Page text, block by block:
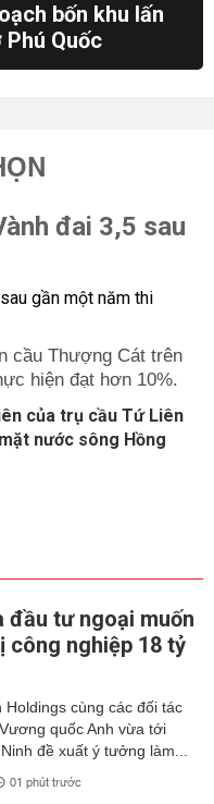
bốn khu lấn
Phú Quốc
đai 3,5 sau
cầu Thượng Cát trên
hiện đạt hơn 10%.
của trụ cầu Tứ Liên
nước sông Hồng
đầu tư ngoại muốn
công nghiệp 18 tỷ
Holdings cùng các đối tác
quốc Anh vừa tới
đề xuất ý tưởng làm...
01 phút trước